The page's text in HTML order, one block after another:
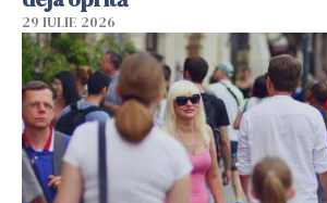
29 IULIE 2026